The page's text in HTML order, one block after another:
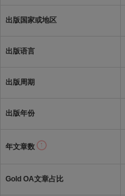
出版国家或地区
出版语言
出版周期
出版年份
年文章数
Gold OA文章占比